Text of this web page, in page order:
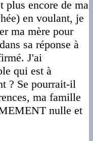
plus encore de ma
en voulant, je
ma mère pour
sa réponse à
J'ai
qui est à
? Se pourrait-il
ma famille
nulle et